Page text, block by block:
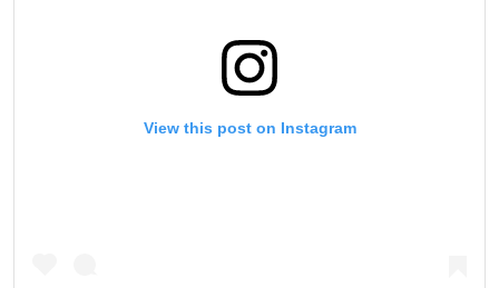
View this post on Instagram